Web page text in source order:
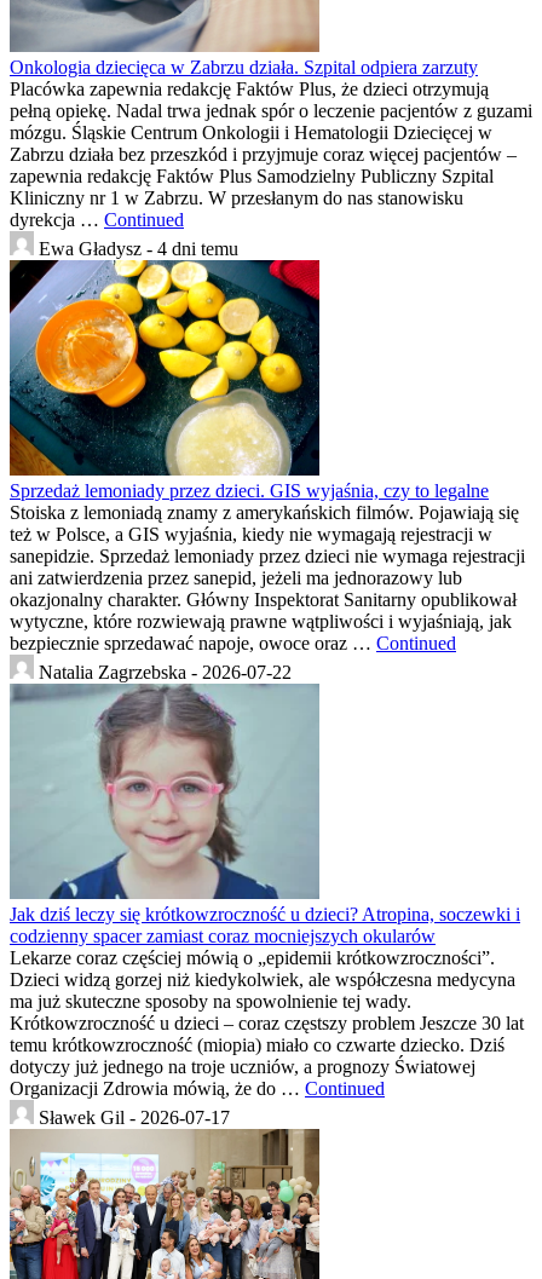
Onkologia dziecięca w Zabrzu działa. Szpital odpiera zarzuty
Placówka zapewnia redakcję Faktów Plus, że dzieci otrzymują
pełną opiekę. Nadal trwa jednak spór o leczenie pacjentów z guzami
mózgu. Śląskie Centrum Onkologii i Hematologii Dziecięcej w
Zabrzu działa bez przeszkód i przyjmuje coraz więcej pacjentów –
zapewnia redakcję Faktów Plus Samodzielny Publiczny Szpital
Kliniczny nr 1 w Zabrzu. W przesłanym do nas stanowisku
dyrekcja … Continued
Ewa Gładysz - 4 dni temu
Sprzedaż lemoniady przez dzieci. GIS wyjaśnia, czy to legalne
Stoiska z lemoniadą znamy z amerykańskich filmów. Pojawiają się
też w Polsce, a GIS wyjaśnia, kiedy nie wymagają rejestracji w
sanepidzie. Sprzedaż lemoniady przez dzieci nie wymaga rejestracji
ani zatwierdzenia przez sanepid, jeżeli ma jednorazowy lub
okazjonalny charakter. Główny Inspektorat Sanitarny opublikował
wytyczne, które rozwiewają prawne wątpliwości i wyjaśniają, jak
bezpiecznie sprzedawać napoje, owoce oraz … Continued
Natalia Zagrzebska - 2026-07-22
Jak dziś leczy się krótkowzroczność u dzieci? Atropina, soczewki i
codzienny spacer zamiast coraz mocniejszych okularów
Lekarze coraz częściej mówią o „epidemii krótkowzroczności”.
Dzieci widzą gorzej niż kiedykolwiek, ale współczesna medycyna
ma już skuteczne sposoby na spowolnienie tej wady.
Krótkowzroczność u dzieci – coraz częstszy problem Jeszcze 30 lat
temu krótkowzroczność (miopia) miało co czwarte dziecko. Dziś
dotyczy już jednego na troje uczniów, a prognozy Światowej
Organizacji Zdrowia mówią, że do … Continued
Sławek Gil - 2026-07-17